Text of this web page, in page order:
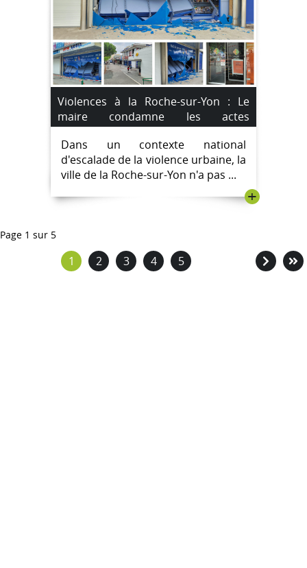
Violences à la Roche-sur-Yon : Le
maire condamne les actes
dévastateurs dans le quartier de la
Garenne.
Dans un contexte national
d'escalade de la violence urbaine, la
ville de la Roche-sur-Yon n'a pas ...
+
Page 1 sur 5
1 2 3 4 5